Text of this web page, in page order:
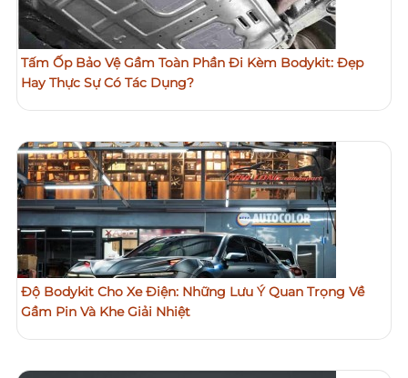
Tấm Ốp Bảo Vệ Gầm Toàn Phần Đi Kèm Bodykit: Đẹp
Hay Thực Sự Có Tác Dụng?
Độ Bodykit Cho Xe Điện: Những Lưu Ý Quan Trọng Về
Gầm Pin Và Khe Giải Nhiệt